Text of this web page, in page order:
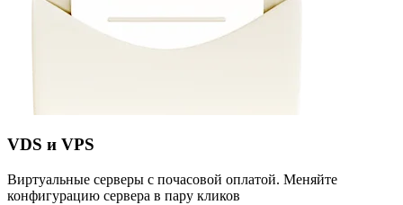
VDS и VPS
Виртуальные серверы с почасовой оплатой. Меняйте
конфигурацию сервера в пару кликов